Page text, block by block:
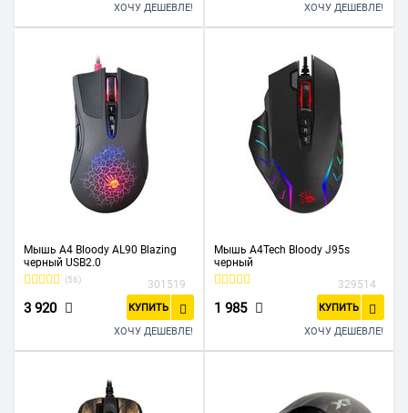
ХОЧУ ДЕШЕВЛЕ! ХОЧУ ДЕШЕВЛЕ!
Мышь A4 Bloody AL90 Blazing
черный USB2.0
(56) 301519
3 920 КУПИТЬ
ХОЧУ ДЕШЕВЛЕ!
Мышь A4Tech Bloody J95s
черный
329514
1 985 КУПИТЬ
ХОЧУ ДЕШЕВЛЕ!